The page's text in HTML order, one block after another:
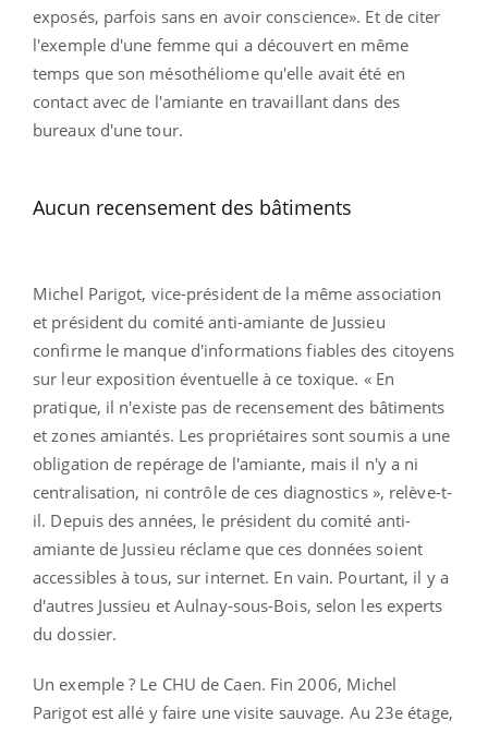
exposés, parfois sans en avoir conscience». Et de citer
l'exemple d'une femme qui a découvert en même
temps que son mésothéliome qu'elle avait été en
contact avec de l'amiante en travaillant dans des
bureaux d'une tour.
Aucun recensement des bâtiments
Michel Parigot, vice-président de la même association
et président du comité anti-amiante de Jussieu
confirme le manque d'informations fiables des citoyens
sur leur exposition éventuelle à ce toxique. « En
pratique, il n'existe pas de recensement des bâtiments
et zones amiantés. Les propriétaires sont soumis a une
obligation de repérage de l'amiante, mais il n'y a ni
centralisation, ni contrôle de ces diagnostics », relève-t-
il. Depuis des années, le président du comité anti-
amiante de Jussieu réclame que ces données soient
accessibles à tous, sur internet. En vain. Pourtant, il y a
d'autres Jussieu et Aulnay-sous-Bois, selon les experts
du dossier.
Un exemple ? Le CHU de Caen. Fin 2006, Michel
Parigot est allé y faire une visite sauvage. Au 23e étage,